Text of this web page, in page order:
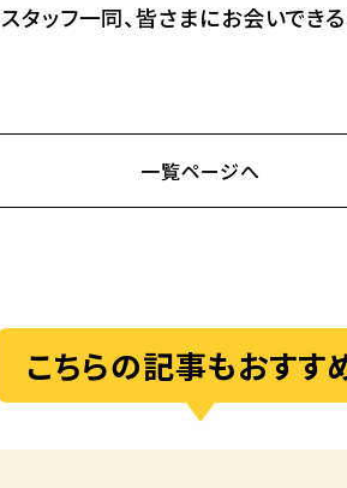
スタッフ一同、皆さまにお会いでき
一覧ページへ
こちらの記事もおすす